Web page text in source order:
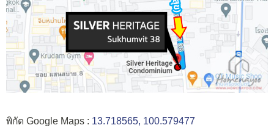
พิกัด Google Maps : 13.718565, 100.579477